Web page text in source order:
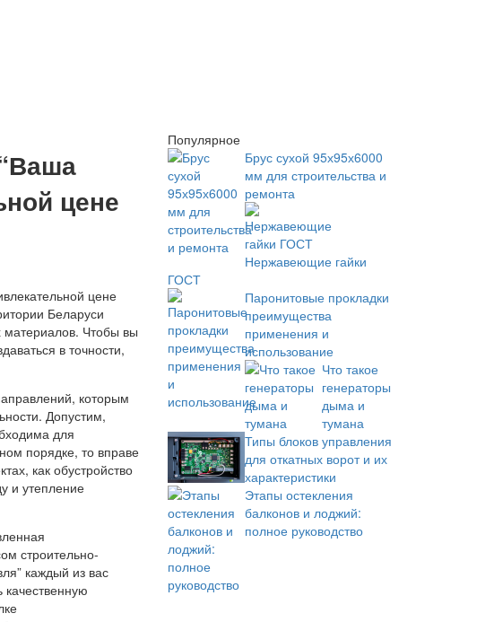
цене
Беларуси
материалов. Чтобы вы
в точности,
которым
Допустим,
для
порядке, то вправе
как обустройство
и утепление
строительно-
каждый из вас
Популярное
Брус сухой 95х95х6000
мм для строительства и
ремонта
Нержавеющие гайки
ГОСТ
Паронитовые прокладки
преимущества
применения и
использование
Что такое
генераторы
дыма и
тумана
Типы блоков управления
для откатных ворот и их
характеристики
Этапы остекления
балконов и лоджий:
полное руководство